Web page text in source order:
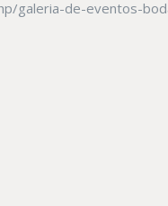
galeria-de-eventos-